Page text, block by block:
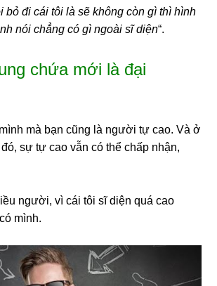
bỏ đi cái tôi là sẽ không còn gì thì hình
nói chẳng có gì ngoài sĩ diện“.
chứa mới là đại
mà bạn cũng là người tự cao. Và ở
sự tự cao vẫn có thể chấp nhận,
người, vì cái tôi sĩ diện quá cao
mình.